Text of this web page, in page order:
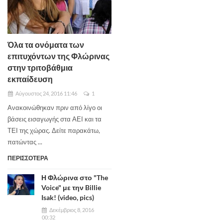
Όλα τα ονόματα των
επιτυχόντων της Φλώρινας
στην τριτοβάθμια
εκπαίδευση
Αύγουστος 24, 2016 11:46 1
Ανακοινώθηκαν πριν από λίγο οι
βάσεις εισαγωγής στα ΑΕΙ και τα
ΤΕΙ της χώρας. Δείτε παρακάτω,
πατώντας ...
ΠΕΡΙΣΣΟΤΕΡΑ
Η Φλώρινα στο "The
Voice" με την Billie
Isak! (video, pics)
Δεκέμβριος 8, 2016
00:32